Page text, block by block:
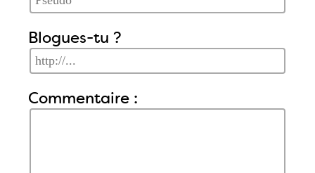
Blogues-tu ?
Commentaire :